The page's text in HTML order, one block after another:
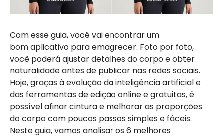
Com esse guia, você vai encontrar um
bom aplicativo para emagrecer. Foto por foto,
você poderá ajustar detalhes do corpo e obter
naturalidade antes de publicar nas redes sociais.
Hoje, graças à evolução da inteligência artificial e
das ferramentas de edição online e gratuitas, é
possível afinar cintura e melhorar as proporções
do corpo com poucos passos simples e fáceis.
Neste guia, vamos analisar os 6 melhores